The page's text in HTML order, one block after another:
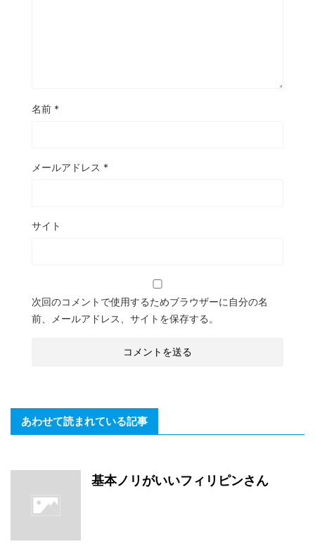
名前 *
メールアドレス *
サイト
次回のコメントで使用するためブラウザーに自分の名
前、メールアドレス、サイトを保存する。
あわせて読まれている記事
基本ノリがいいフィリピンさん